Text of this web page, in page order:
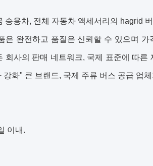
용차, 전체 자동차 액세서리의 hagrid
완전하고 품질은 신뢰할 수 있으며 가
사의 판매 네트워크, 국제 표준에 따른
화" 큰 브랜드, 국제 주류 버스 공급 업
이내.